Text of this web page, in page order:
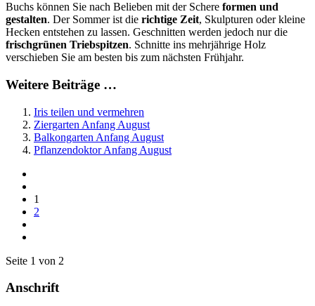
Buchs können Sie nach Belieben mit der Schere formen und
gestalten. Der Sommer ist die richtige Zeit, Skulpturen oder kleine
Hecken entstehen zu lassen. Geschnitten werden jedoch nur die
frischgrünen Triebspitzen. Schnitte ins mehrjährige Holz
verschieben Sie am besten bis zum nächsten Frühjahr.
Weitere Beiträge …
Iris teilen und vermehren
Ziergarten Anfang August
Balkongarten Anfang August
Pflanzendoktor Anfang August
1
2
Seite 1 von 2
Anschrift